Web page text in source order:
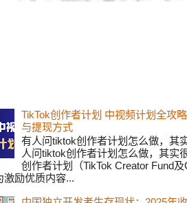
TikTok创作者计划 中视频计划全攻
与提现方式
有人问tiktok创作者计划怎么做，其
人问tiktok创作者计划怎么做，其实
创作者计划（TikTok Creator Fund
激励优质内容...